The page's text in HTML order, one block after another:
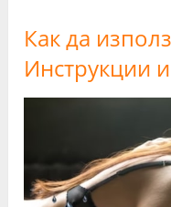
Как да
Инструкции